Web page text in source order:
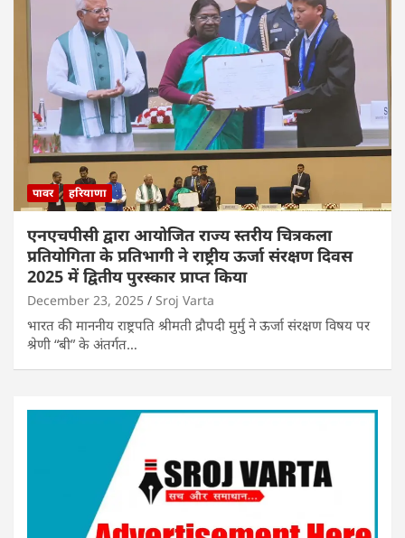
पावर हरियाणा
एनएचपीसी द्वारा आयोजित राज्य स्तरीय चित्रकला
प्रतियोगिता के प्रतिभागी ने राष्ट्रीय ऊर्जा संरक्षण दिवस
2025 में द्वितीय पुरस्कार प्राप्त किया
December 23, 2025 Sroj Varta
भारत की माननीय राष्ट्रपति श्रीमती द्रौपदी मुर्मु ने ऊर्जा संरक्षण विषय पर
श्रेणी “बी” के अंतर्गत…